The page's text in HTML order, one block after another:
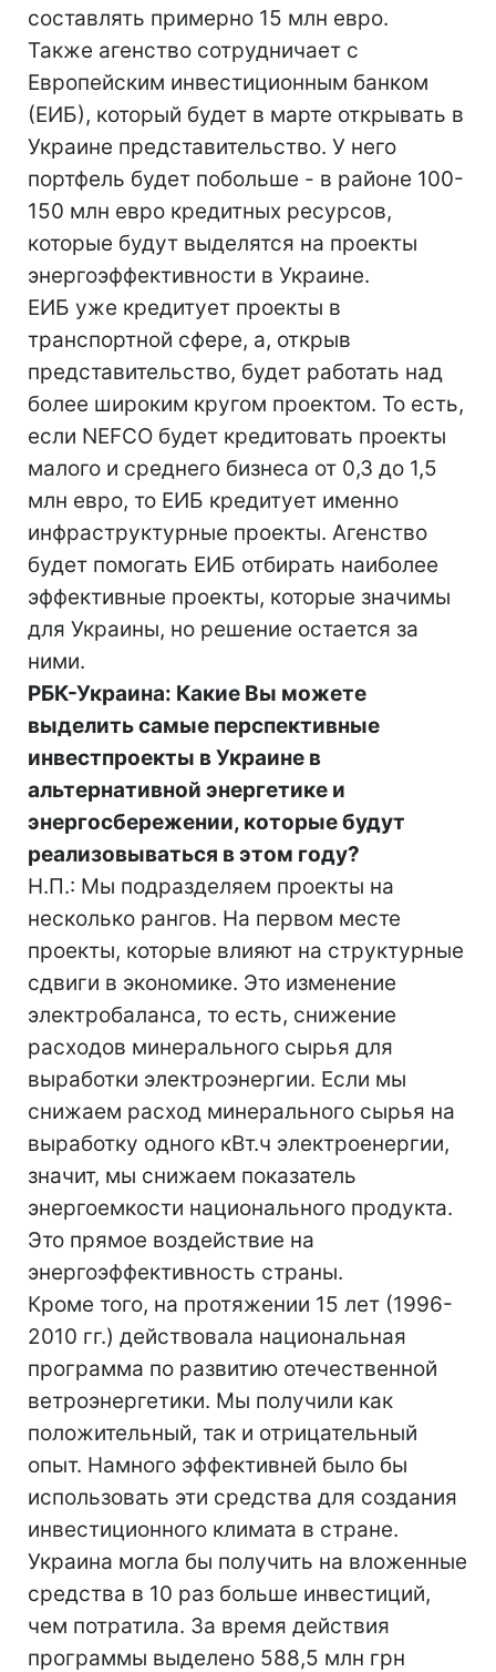
составлять примерно 15 млн евро.
Также агенство сотрудничает с
Европейским инвестиционным банком
(ЕИБ), который будет в марте открывать в
Украине представительство. У него
портфель будет побольше - в районе 100-
150 млн евро кредитных ресурсов,
которые будут выделятся на проекты
энергоэффективности в Украине.
ЕИБ уже кредитует проекты в
транспортной сфере, а, открыв
представительство, будет работать над
более широким кругом проектом. То есть,
если NEFCO будет кредитовать проекты
малого и среднего бизнеса от 0,3 до 1,5
млн евро, то ЕИБ кредитует именно
инфраструктурные проекты. Агенство
будет помогать ЕИБ отбирать наиболее
эффективные проекты, которые значимы
для Украины, но решение остается за
ними.
РБК-Украина: Какие Вы можете
выделить самые перспективные
инвестпроекты в Украине в
альтернативной энергетике и
энергосбережении, которые будут
реализовываться в этом году?
Н.П.: Мы подразделяем проекты на
несколько рангов. На первом месте
проекты, которые влияют на структурные
сдвиги в экономике. Это изменение
электробаланса, то есть, снижение
расходов минерального сырья для
выработки электроэнергии. Если мы
снижаем расход минерального сырья на
выработку одного кВт.ч электроенергии,
значит, мы снижаем показатель
энергоемкости национального продукта.
Это прямое воздействие на
энергоэффективность страны.
Кроме того, на протяжении 15 лет (1996-
2010 гг.) действовала национальная
программа по развитию отечественной
ветроэнергетики. Мы получили как
положительный, так и отрицательный
опыт. Намного эффективней было бы
использовать эти средства для создания
инвестиционного климата в стране.
Украина могла бы получить на вложенные
средства в 10 раз больше инвестиций,
чем потратила. За время действия
программы выделено 588,5 млн грн